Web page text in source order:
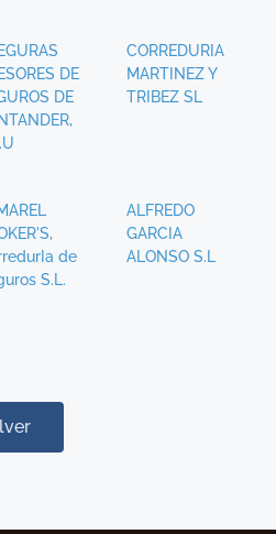
DE
DE
CORREDURIA
MARTINEZ Y
TRIBEZ SL
de
S.L.
ALFREDO
GARCIA
ALONSO S.L